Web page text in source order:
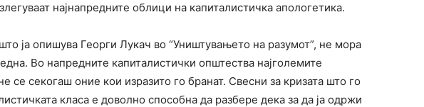
најнапредните облици на капиталистичка апологетика.
ја опишува Георги Лукач во “Уништувањето на разумот”, не мора
Во напредните капиталистички општества најголемите
се секогаш оние кои изразито го бранат. Свесни за кризата што го
класа е доволно способна да разбере дека за да ја одржи